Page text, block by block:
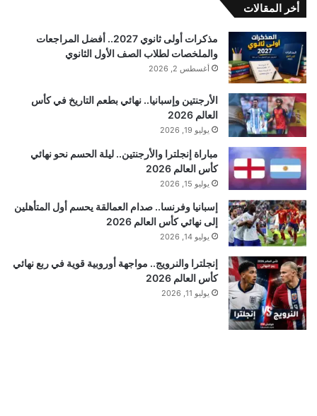
أخر المقالات
مذكرات أولى ثانوي 2027.. أفضل المراجعات
والملخصات لطلاب الصف الأول الثانوي
أغسطس 2, 2026
الأرجنتين وإسبانيا.. نهائي بطعم التاريخ في كأس
العالم 2026
يوليو 19, 2026
مباراة إنجلترا والأرجنتين.. ليلة الحسم نحو نهائي
كأس العالم 2026
يوليو 15, 2026
إسبانيا وفرنسا.. صدام العمالقة يحسم أول المتأهلين
إلى نهائي كأس العالم 2026
يوليو 14, 2026
إنجلترا والنرويج.. مواجهة أوروبية قوية في ربع نهائي
كأس العالم 2026
يوليو 11, 2026